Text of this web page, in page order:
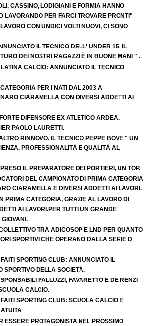
CASSINO, LODIGIANI E FORMIA HANNO
LAVORANDO PER FARCI TROVARE PRONTI"
CON UNDICI VOLTI NUOVI, CI SONO
IL TECNICO DELL' UNDER 15. IL
DEI NOSTRI RAGAZZI È IN BUONE MANI " .
CALCIO: ANNUNCIATO IL TECNICO
PER I NATI DAL 2003 A
CIARAMELLA CON DIVERSI ADDETTI AI
DIFENSORE EX ATLETICO ARDEA.
PAOLO LAURETTI.
RINNOVO. IL TECNICO PEPPE BOVE " UN
PROFESSIONALITÀ E QUALITÀ AL
IL PREPARATORE DEI PORTIERI, UN TOP.
DEL CAMPIONATO DI PRIMA CATEGORIA
CIARAMELLA E DIVERSI ADDETTI AI LAVORI.
PRIMA CATEGORIA, GRAZIE AL LAVORO DI
AI LAVORI.PER TUTTI UN GRANDE
TRA ADICOSOP E LND PER QUANTO
SPORTIVI CHE OPERANO DALLA SERIE D
SPORTING CLUB: ANNUNCIATO IL
SPORTIVO DELLA SOCIETÀ.
PALLUZZI, FAVARETTO E DE RENZI
CALCIO.
SPORTING CLUB: SCUOLA CALCIO E
ESSERE PROTAGONISTA NEL PROSSIMO